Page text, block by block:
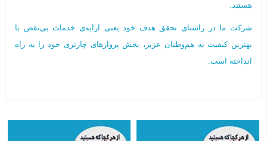
هستند.
شرکت ما در راستای تحقق هدف خود یعنی ارایه‌ی خدمات بی‌نقص با
بهترین کیفیت به هم‌وطنان عزیز، بخش پروازهای چارتری خود را به راه
انداخته است.